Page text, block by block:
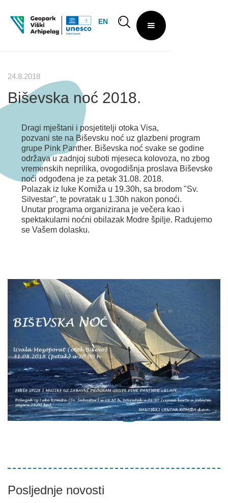
EN
24.8.2018
Biševska noć 2018.
Dragi mještani i posjetitelji otoka Visa,
pozvani ste na Biševsku noć uz glazbeni program
grupe Pink Panther. Biševska noć svake se godine
održava u zadnjoj suboti mjeseca kolovoza, no zbog
vremenskih neprilika, ovogodišnja proslava Biševske
noći odgođena je za petak 31.08. 2018.
Polazak iz luke Komiža u 19.30h, sa brodom "Sv.
Silvestar", te povratak u 1.30h nakon ponoći.
Unutar programa organizirana je večera kao i
spektakularni noćni obilazak Modre špilje. Radujemo
se Vašem dolasku.
Posljednje novosti